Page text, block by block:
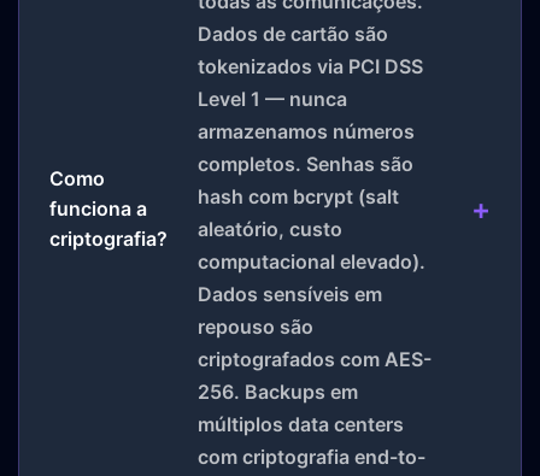
Como
funciona a
criptografia?
Dados de cartão são
tokenizados via PCI DSS
Level 1 — nunca
armazenamos números
completos. Senhas são
hash com bcrypt (salt
aleatório, custo
computacional elevado).
Dados sensíveis em
repouso são
criptografados com AES-
256. Backups em
múltiplos data centers
com criptografia end-to-